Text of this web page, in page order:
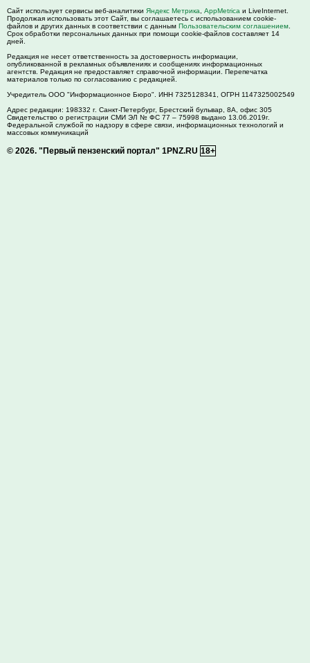
Сайт использует сервисы веб-аналитики Яндекс Метрика AppMetrica и LiveInternet.
Продолжая использовать этот Сайт, вы соглашаетесь с использованием cookie-
файлов и других данных в соответствии с данным Пользовательским соглашением
Срок обработки персональных данных при помощи cookie-файлов составляет 14
дней.
Редакция не несет ответственность за достоверность информации,
опубликованной в рекламных объявлениях и сообщениях информационных
агентств. Редакция не предоставляет справочной информации. Перепечатка
материалов только по согласованию с редакцией.
Учредитель ООО "Информационное Бюро". ИНН 7325128341, ОГРН 1147325002549
Адрес редакции: 198332 г. Санкт-Петербург, Брестский бульвар, 8А, офис 305
Свидетельство о регистрации СМИ ЭЛ № ФС 77 – 75998 выдано 13.06.2019г.
Федеральной службой по надзору в сфере связи, информационных технологий и
массовых коммуникаций
© 2026. "Первый пензенский портал" 1PNZ.RU 18+